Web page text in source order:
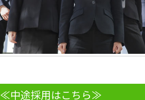
≪中途採用はこちら≫